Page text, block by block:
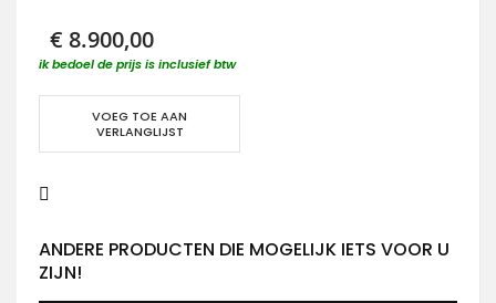
€ 8.900,00
ik bedoel de prijs is inclusief btw
VOEG TOE AAN
VERLANGLIJST
ANDERE PRODUCTEN DIE MOGELIJK IETS VOOR U
ZIJN!